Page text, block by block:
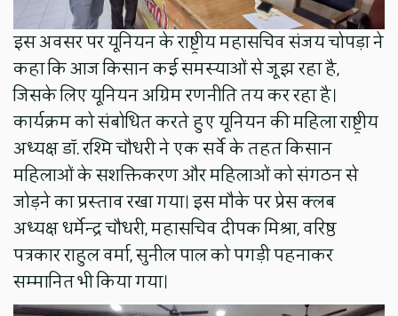
इस अवसर पर यूनियन के राष्ट्रीय महासचिव संजय चोपड़ा ने
कहा कि आज किसान कई समस्याओं से जूझ रहा है,
जिसके लिए यूनियन अग्रिम रणनीति तय कर रहा है।
कार्यक्रम को संबोधित करते हुए यूनियन की महिला राष्ट्रीय
अध्यक्ष डॉ. रश्मि चौधरी ने एक सर्वे के तहत किसान
महिलाओं के सशक्तिकरण और महिलाओं को संगठन से
जोड़ने का प्रस्ताव रखा गया। इस मौके पर प्रेस क्लब
अध्यक्ष धर्मेन्द्र चौधरी, महासचिव दीपक मिश्रा, वरिष्ठ
पत्रकार राहुल वर्मा, सुनील पाल को पगड़ी पहनाकर
सम्मानित भी किया गया।